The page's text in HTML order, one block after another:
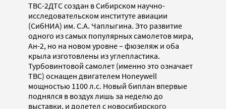
ТВС-2ДТС создан в Сибирском научно-
исследовательском институте авиации
(СибНИА) им. С.А. Чаплыгина. Это развитие
одного из самых популярных самолетов мира,
Ан-2, но на новом уровне – фюзеляж и оба
крыла изготовлены из углепластика.
Турбовинтовой самолет (именно это означает
ТВС) оснащен двигателем Honeywell
мощностью 1100 л.с. Новый биплан впервые
поднялся в воздух лишь за неделю до
выставки, и долетел с новосибирского